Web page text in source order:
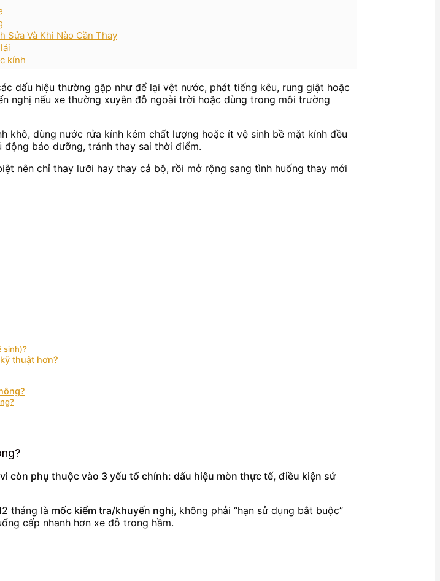
Sửa Và Khi Nào Cần Thay
kính
dấu hiệu thường gặp như để lại vệt nước, phát tiếng kêu, rung giật hoặc
nghị nếu xe thường xuyên đỗ ngoài trời hoặc dùng trong môi trường
dùng nước rửa kính kém chất lượng hoặc ít vệ sinh bề mặt kính đều
động bảo dưỡng, tránh thay sai thời điểm.
nên chỉ thay lưỡi hay thay cả bộ, rồi mở rộng sang tình huống thay mới
sinh)?
thuật hơn?
còn phụ thuộc vào 3 yếu tố chính: dấu hiệu mòn thực tế, điều kiện sử
tháng là mốc kiểm tra/khuyến nghị, không phải “hạn sử dụng bắt buộc”
cấp nhanh hơn xe đỗ trong hầm.